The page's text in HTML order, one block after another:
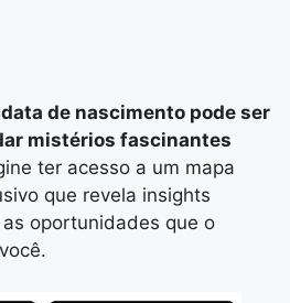
de nascimento pode ser
mistérios fascinantes
ter acesso a um mapa
que revela insights
oportunidades que o